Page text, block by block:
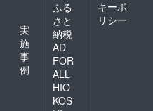
実
施
事
例
ふる
さと
納税
AD
FOR
ALL
HIO
KOS
キーポ
リシー